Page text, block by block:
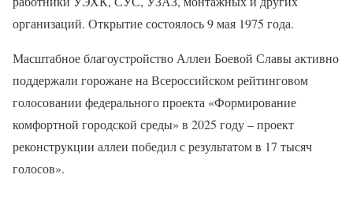
организаций. Открытие состоялось 9 мая 1975 года.
Масштабное благоустройство Аллеи Боевой Славы активно
поддержали горожане на Всероссийском рейтинговом
голосовании федерального проекта «Формирование
комфортной городской среды» в 2025 году – проект
реконструкции аллеи победил с результатом в 17 тысяч
голосов».